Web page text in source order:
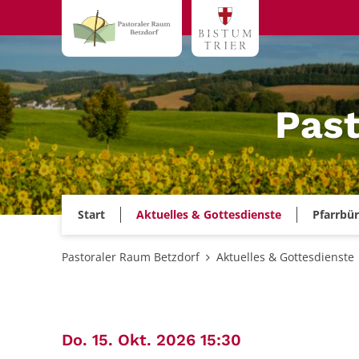
Zum Inhalt springen
Start Aktuelles & Gottesdienste
Pastoraler Raum Betzdorf Aktuelles & Gottesdienste
Do. 15. Okt. 2026 15:30